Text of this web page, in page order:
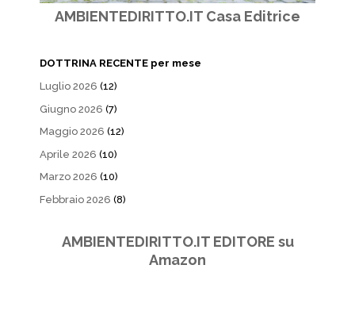
AMBIENTEDIRITTO.IT Casa Editrice
DOTTRINA RECENTE per mese
Luglio 2026 (12)
Giugno 2026 (7)
Maggio 2026 (12)
Aprile 2026 (10)
Marzo 2026 (10)
Febbraio 2026 (8)
AMBIENTEDIRITTO.IT EDITORE su
Amazon